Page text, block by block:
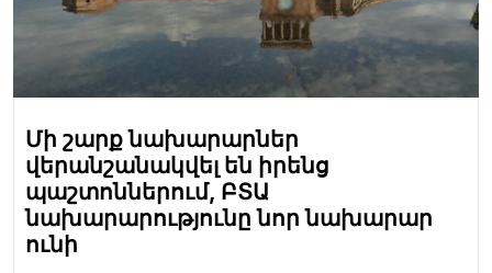
Մի շարք նախարարներ
վերանշանակվել են իրենց
պաշտոններում, ԲՏԱ
նախարարությունը նոր նախարար
ունի